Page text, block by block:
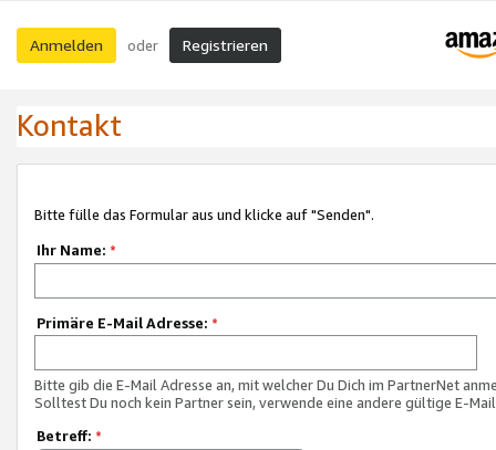
Anmelden oder Registrieren
Kontakt
Bitte fülle das Formular aus und klicke auf "Senden".
Ihr Name: *
Primäre E-Mail Adresse: *
Bitte gib die E-Mail Adresse an, mit welcher Du Dich im PartnerNet
Solltest Du noch kein Partner sein, verwende eine andere gültige E-
Betreff: *